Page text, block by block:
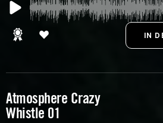
Atmosphere Crazy
Whistle 01